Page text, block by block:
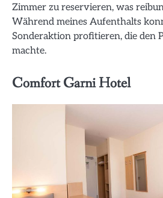
Zimmer zu reservieren, was
Während meines Aufenthalts
Sonderaktion profitieren, die den
machte.
Comfort Garni Hotel